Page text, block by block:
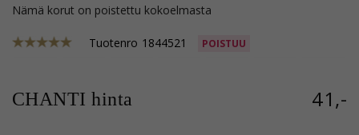
Nämä korut on poistettu kokoelmasta
Tuotenro 1844521 POISTUU
CHANTI hinta 41,-